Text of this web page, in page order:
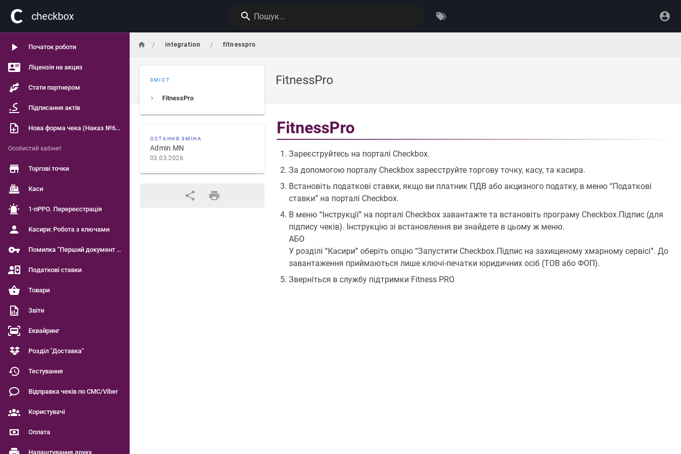
сheckbox Пошук...
Початок роботи
Ліцензія на акциз
Стати партнером
Підписання актів
Нова форма чека (Наказ №601)
Особистий кабінет
Торгові точки
Каси
1-пРРО. Перереєстрація
Касири: Робота з ключами
Помилка “Перший документ є чинним”
Податкові ставки
Товари
Звіти
Еквайринг
Розділ "Доставка"
Тестування
Відправка чеків по СМС/Viber
Користувачі
Оплата
Налаштування друку
/ integration / fitnesspro
FitnessPro
ЗМІСТ
FitnessPro
ОСТАННЯ ЗМІНА
Admin MN
03.03.2026
FitnessPro
Зареєструйтесь на порталі Checkbox.
За допомогою порталу Checkbox зареєструйте торгову точку, касу, та касира.
Встановіть податкові ставки, якщо ви платник ПДВ або акцизного податку, в меню “Податкові
ставки” на порталі Checkbox.
В меню “Інструкції” на порталі Checkbox завантажте та встановіть програму Checkbox.Підпис (для
підпису чеків). Інструкцію зі встановлення ви знайдете в цьому ж меню.
АБО
У розділі “Касири” оберіть опцію “Запустити Checkbox.Підпис на захищеному хмарному сервісі”. До
завантаження приймаються лише ключі-печатки юридичних осіб (ТОВ або ФОП).
Зверніться в службу підтримки Fitness PRO